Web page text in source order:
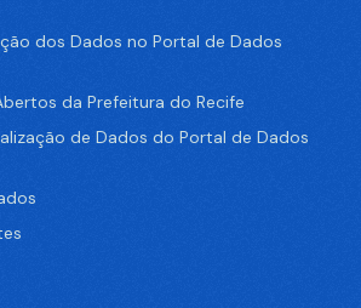
dos Dados no Portal de Dados
da Prefeitura do Recife
de Dados do Portal de Dados